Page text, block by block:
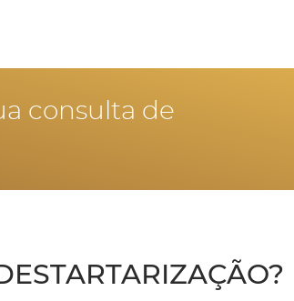
consulta de